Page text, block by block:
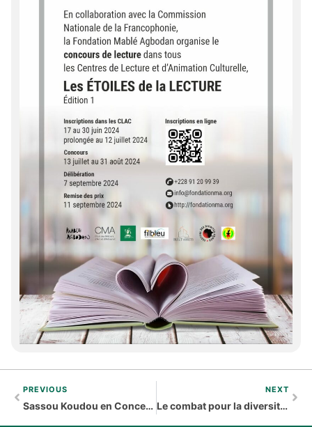
PREVIOUS
Sassou Koudou en Concert le 18 avril 2009 au CCF
NEXT
Le combat pour la diversité culturelle : Quelques étapes